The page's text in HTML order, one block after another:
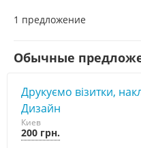
1 предложение
Обычные
Друкуємо візитки,
Дизайн
Киев
200 грн.